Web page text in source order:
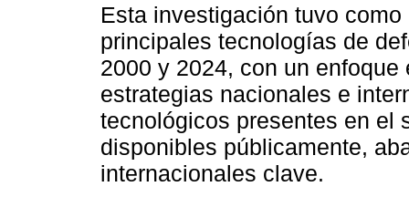
Esta investigación tuvo
principales tecnologías de
2000 y 2024, con un
estrategias nacionales e
tecnológicos presentes en el
disponibles públicamente,
internacionales clave.